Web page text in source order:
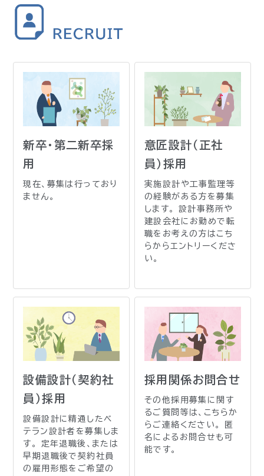
新卒・第二新卒採
用
現在、募集は行っており
ません。
意匠設計（正社
員）採用
実施設計や工事監理等
の経験がある方を募集
します。設計事務所や
建設会社にお勤めで転
職をお考えの方はこち
らからエントリーくださ
い。
設備設計（契約社
員）採用
設備設計に精通したベ
テラン設計者を募集しま
す。 定年退職後、または
早期退職後で契約社員
の雇用形態をご希望の
採用関係お問合せ
その他採用募集に関す
るご質問等は、こちらか
らご連絡ください。 匿
名によるお問合せも可
能です。